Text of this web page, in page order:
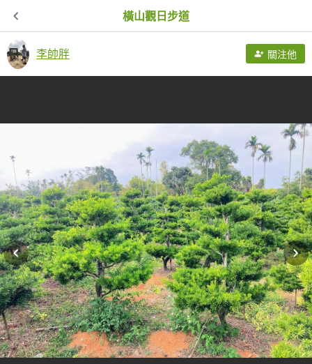
橫山觀日步道
李帥胖 關注他